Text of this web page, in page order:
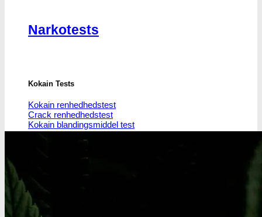
Narkotests
Kokain Tests
Kokain renhedhedstest
Crack renhedhedstest
Kokain blandingsmiddel test
Ecstasy